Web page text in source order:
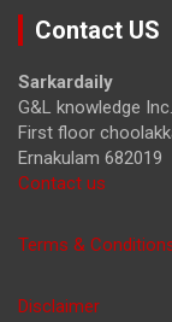
r
Contact US
Sarkardaily
G&L knowledge Inc.
First floor
Ernakulam 682019
Contact us
Terms &
Disclaimer